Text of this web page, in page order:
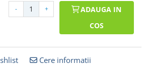
- +
ADAUGA IN
COS
Cere informatii